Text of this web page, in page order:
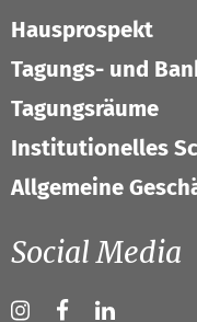
Hausprospekt
Tagungs- und
Tagungsräume
Institutionelles
Allgemeine
Social Media